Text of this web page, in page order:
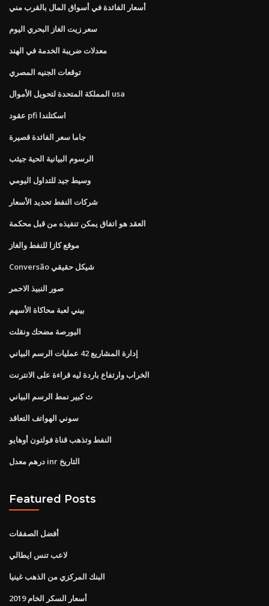
أسعار الفائدة في أسواق المال بالقرب مني
سعر زيت الغاز البحري اليوم
معدلات ضريبة الخدمة في الهند
توقعات الجنيه المصري
المملكة المتحدة لتحويل الأموال usa
عقود pfi اسكتلندا
جاما سعر الفائدة قصيرة
الرسوم البيانية الحية جيثب
وسيط جيد للتداول اليومي
شركات النفط تحديد الأسعار
العقد هو اتفاق يمكن تنفيذه من قبل محكمة
موقع كازا للنفط والغاز
Conversão شيكل حقيقي
صور النبيذ الاحمر
بيني لعبة محاكاة الأسهم
البورصة مضحك ونقلت
إدارة المشاريع 42 عمليات الرسم البياني
الخراب وارتفاع باردة ليه قراءة على الانترنت
ث كبير نمط الرسم البياني
سوني الهواتف التعاقد
النفط وتذهب قناة فولتون أوهايو
درهم معدل inr التاريخ
Featured Posts
أفضل الصفقات
لاعب تنس ايطالي
البنك المركزي من الذهب غينيا
أسعار السكر الخام 2019